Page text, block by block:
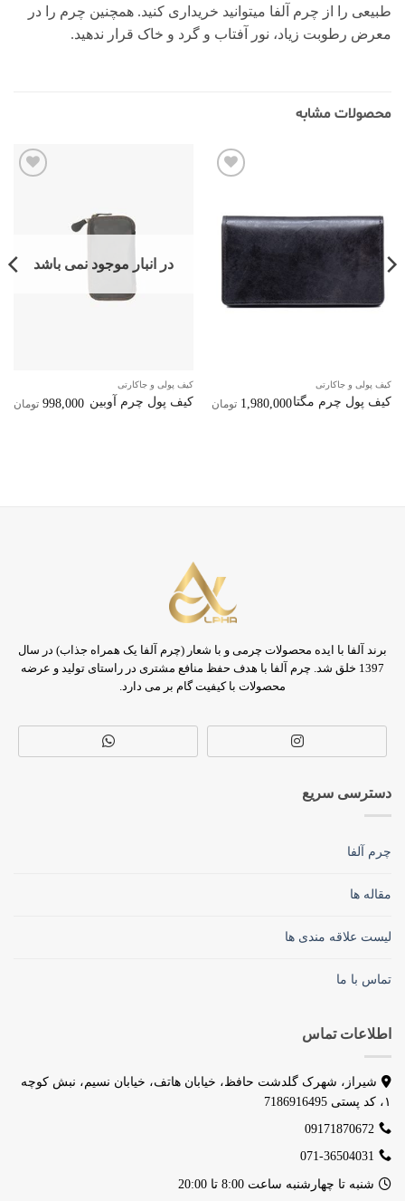
طبیعی را از چرم آلفا میتوانید خریداری کنید. همچنین چرم را در
معرض رطوبت زیاد، نور آفتاب و گرد و خاک قرار ندهید.
محصولات مشابه
علاقه
مندی‌ها
کیف پولی و جاکارتی
کیف پول چرم مگتا1,980,000 تومان
در انبار موجود نمی باشد
کیف پولی و جاکارتی
کیف پول چرم آوبین 998,000 تومان
برند آلفا با ایده محصولات چرمی و با شعار (چرم آلفا یک همراه جذاب) در سال
1397 خلق شد. چرم آلفا با هدف حفظ منافع مشتری در راستای تولید و عرضه
محصولات با کیفیت گام بر می دارد.
دسترسی سریع
چرم آلفا
مقاله ها
لیست علاقه مندی ها
تماس با ما
اطلاعات تماس
شیراز، شهرک گلدشت حافظ، خیابان هاتف، خیابان نسیم، نبش کوچه
۱، کد پستی 7186916495
09171870672
071-36504031
شنبه تا چهارشنبه ساعت 8:00 تا 20:00